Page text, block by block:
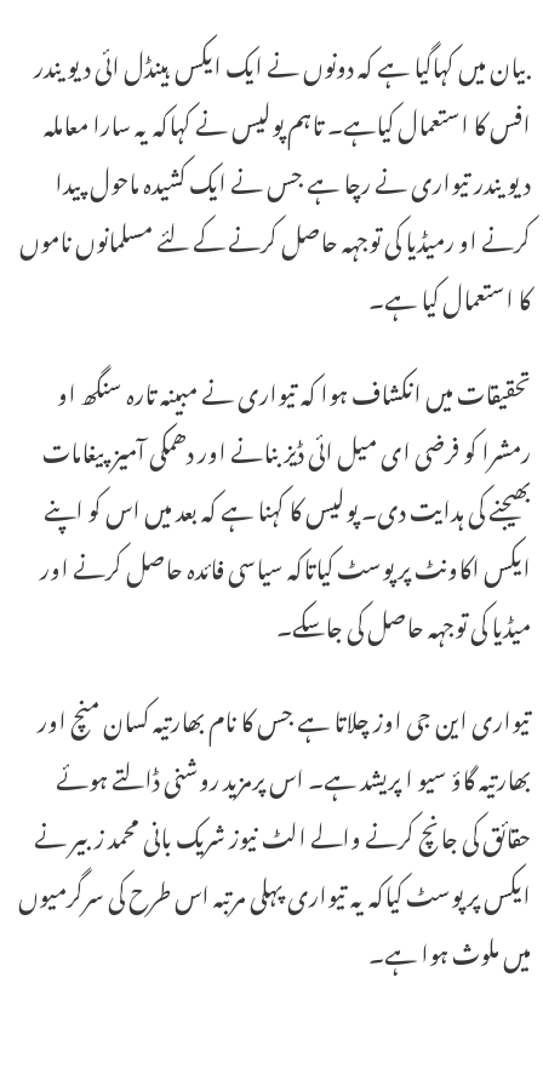
بیان میں کہاگیا ہے کہ دونوں نے ایک ایکس ہینڈل ائی دیویندر
افس کا استعمال کیاہے۔ تاہم پولیس نے کہاکہ یہ سارا معاملہ
دیویندر تیواری نے رچا ہے جس نے ایک کشیدہ ماحول پیدا
کرنے او رمیڈیا کی توجہہ حاصل کرنے کے لئے مسلمانوں ناموں
کا استعمال کیا ہے۔
تحقیقات میں انکشاف ہوا کہ تیواری نے مبینہ تارہ سنگھ او
رمشرا کو فرضی ای میل ائی ڈیز بنانے اور دھمکی آمیز پیغامات
بھیجنے کی ہدایت دی۔ پولیس کا کہنا ہے کہ بعد میں اس کو اپنے
ایکس اکاونٹ پر پوسٹ کیاتاکہ سیاسی فائدہ حاصل کرنے اور
میڈیا کی توجہہ حاصل کی جاسکے۔
تیواری این جی اوز چلاتا ہے جس کا نام بھارتیہ کسان منچ اور
بھارتیہ گاؤ سیو ا پریشد ہے۔ اس پرمزید روشنی ڈالتے ہوئے
حقائق کی جانچ کرنے والے الٹ نیوز شریک بانی محمد زبیر نے
ایکس پر پوسٹ کیاکہ یہ تیواری پہلی مرتبہ اس طرح کی سرگرمیوں
میں ملوث ہوا ہے۔